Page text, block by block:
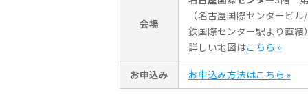
会場
（名古屋国際センター
鉄国際センター駅より直結
詳しい地図はこちら »
お申込み
お申込み方法はこちら »